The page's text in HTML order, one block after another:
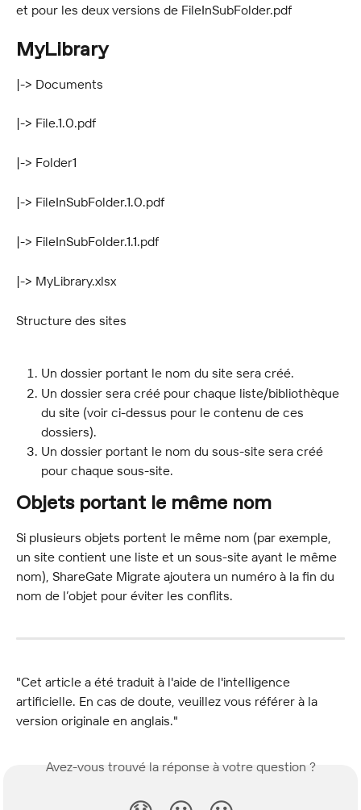
et pour les deux versions de FileInSubFolder.pdf
MyLibrary
|-> Documents
|-> File.1.0.pdf
|-> Folder1
|-> FileInSubFolder.1.0.pdf
|-> FileInSubFolder.1.1.pdf
|-> MyLibrary.xlsx
Structure des sites
Un dossier portant le nom du site sera créé.
Un dossier sera créé pour chaque liste/bibliothèque
du site (voir ci-dessus pour le contenu de ces
dossiers).
Un dossier portant le nom du sous-site sera créé
pour chaque sous-site.
Objets portant le même nom
Si plusieurs objets portent le même nom (par exemple,
un site contient une liste et un sous-site ayant le même
nom), ShareGate Migrate ajoutera un numéro à la fin du
nom de l’objet pour éviter les conflits.
"Cet article a été traduit à l'aide de l'intelligence
artificielle. En cas de doute, veuillez vous référer à la
version originale en anglais."
Avez-vous trouvé la réponse à votre question ?